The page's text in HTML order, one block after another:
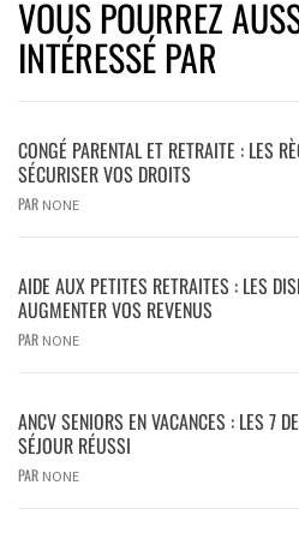
VOUS POURREZ
INTÉRESSÉ PAR
CONGÉ PARENTAL ET RETRAITE : LES
SÉCURISER VOS DROITS
PAR NONE
AIDE AUX PETITES RETRAITES : LES
AUGMENTER VOS REVENUS
PAR NONE
ANCV SENIORS EN VACANCES : LES 7
SÉJOUR RÉUSSI
PAR NONE